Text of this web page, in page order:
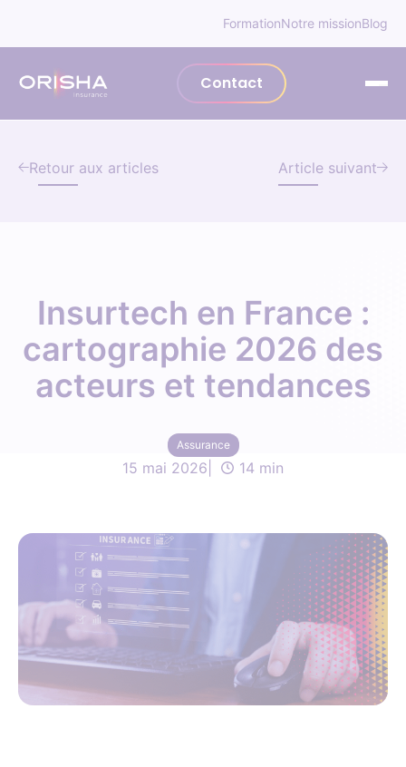
FormationNotre missionBlog
Contact
Retour aux articles Article suivant
Insurtech en France :
cartographie 2026 des
acteurs et tendances
Assurance
15 mai 2026 14 min